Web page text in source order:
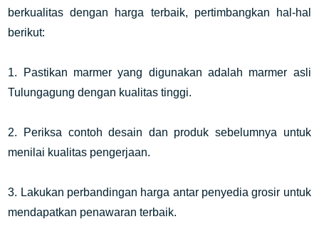
berkualitas dengan harga terbaik, pertimbangkan hal-hal
berikut:
1. Pastikan marmer yang digunakan adalah marmer asli
Tulungagung dengan kualitas tinggi.
2. Periksa contoh desain dan produk sebelumnya untuk
menilai kualitas pengerjaan.
3. Lakukan perbandingan harga antar penyedia grosir untuk
mendapatkan penawaran terbaik.